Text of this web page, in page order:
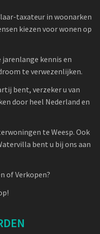
taxateur in woonarken
kiezen voor wonen op
kennis en
te verwezenlijken.
bent, verzeker u van
door heel Nederland en
te Weesp. Ook
bent u bij ons aan
of Verkopen?